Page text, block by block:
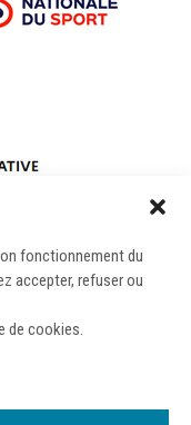
fonctionnement du
accepter, refuser ou
de cookies.